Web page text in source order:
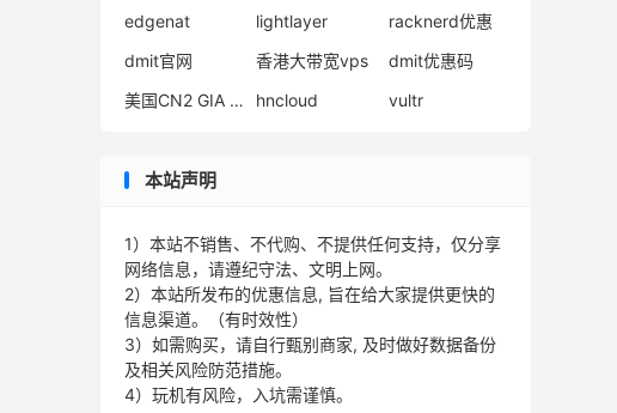
edgenat
lightlayer
racknerd优惠
dmit官网
香港大带宽vps
dmit优惠码
美国CN2 GIA VPS
hncloud vultr
本站声明
1）本站不销售、不代购、不提供任何支持，仅分享
网络信息，请遵纪守法、文明上网。
2）本站所发布的优惠信息, 旨在给大家提供更快的
信息渠道。（有时效性）
3）如需购买，请自行甄别商家, 及时做好数据备份
及相关风险防范措施。
4）玩机有风险，入坑需谨慎。